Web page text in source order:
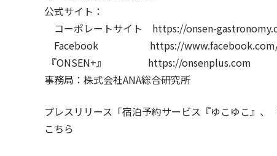
公式サイト：
コーポレートサイト https://onsen-
Facebook https://
『ONSEN+』 https://onsenplus.com
事務局：株式会社ANA総合研究所
プレスリリース「宿泊予約サービス『ゆこゆこ』
こちら